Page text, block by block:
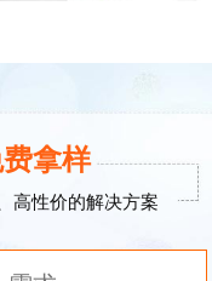
拿样
高性价的解决方案